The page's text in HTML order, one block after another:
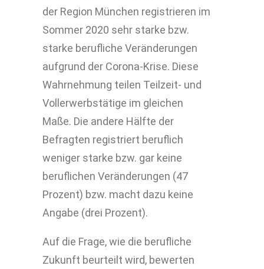
der Region München registrieren im
Sommer 2020 sehr starke bzw.
starke berufliche Veränderungen
aufgrund der Corona-Krise. Diese
Wahrnehmung teilen Teilzeit- und
Vollerwerbstätige im gleichen
Maße. Die andere Hälfte der
Befragten registriert beruflich
weniger starke bzw. gar keine
beruflichen Veränderungen (47
Prozent) bzw. macht dazu keine
Angabe (drei Prozent).
Auf die Frage, wie die berufliche
Zukunft beurteilt wird, bewerten